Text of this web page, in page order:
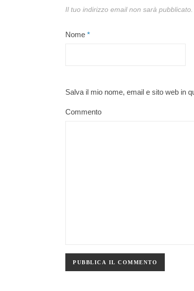
Il tuo indirizzo email non sarà pubblicato.
Nome *
Salva il mio nome, email e sito web in
Commento